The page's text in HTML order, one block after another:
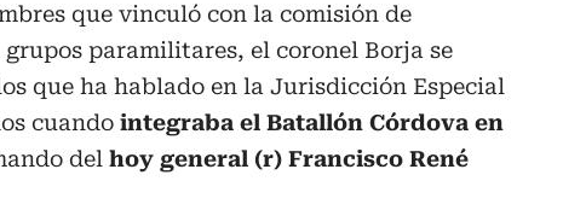
que vinculó con la comisión de
grupos paramilitares, el coronel Borja se
que ha hablado en la Jurisdicción Especial
cuando integraba el Batallón Córdova en
del hoy general (r) Francisco René